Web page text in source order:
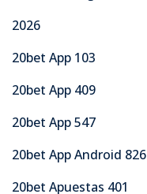
2026
20bet App 103
20bet App 409
20bet App 547
20bet App Android 826
20bet Apuestas 401